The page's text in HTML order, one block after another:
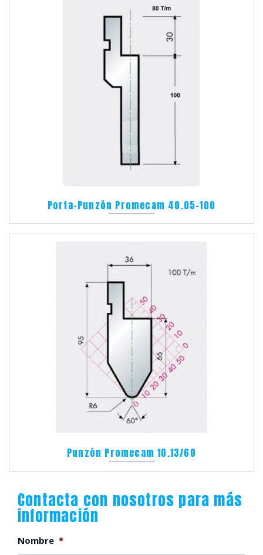
Porta-Punzón Promecam 40.05-100
Punzón Promecam 10.13/60
Contacta con nosotros para más
información
Nombre *